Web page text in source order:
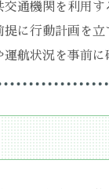
交通機関を利用す
に行動計画を立
運航状況を事前に